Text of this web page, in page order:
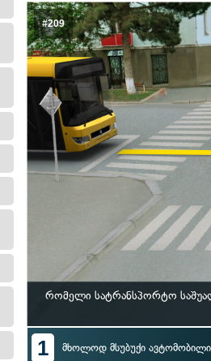
#209
რომელი სატრანსპორტო
1 მხოლოდ მსუბუქი